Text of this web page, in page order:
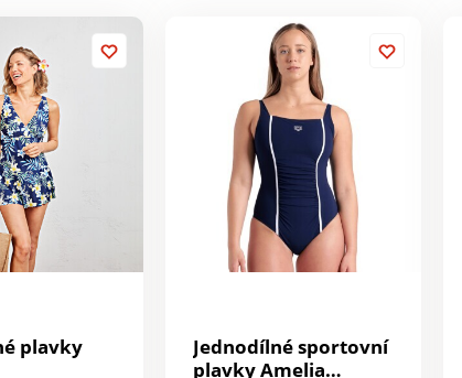
plavky
Jednodílné sportovní
plavky Amelia